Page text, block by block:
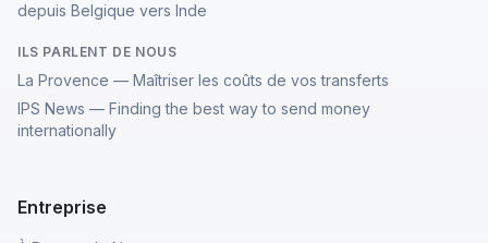
depuis Belgique vers Inde
ILS PARLENT DE NOUS
La Provence — Maîtriser les coûts de vos transferts
IPS News — Finding the best way to send money
internationally
Entreprise